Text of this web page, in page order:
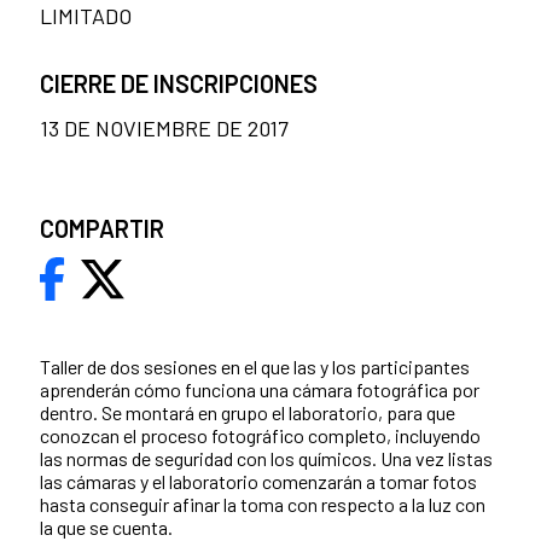
Taller de dos sesiones en el que las y los participantes
aprenderán cómo funciona una cámara fotográfica por
dentro. Se montará en grupo el laboratorio, para que
conozcan el proceso fotográfico completo, incluyendo
las normas de seguridad con los químicos. Una vez listas
las cámaras y el laboratorio comenzarán a tomar fotos
hasta conseguir afinar la toma con respecto a la luz con
la que se cuenta.
LIMITADO
CIERRE DE INSCRIPCIONES
13 DE NOVIEMBRE DE 2017
COMPARTIR